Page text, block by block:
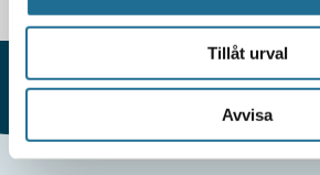
Tillåt urval
Avvisa